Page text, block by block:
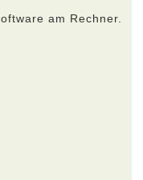
am Rechner.